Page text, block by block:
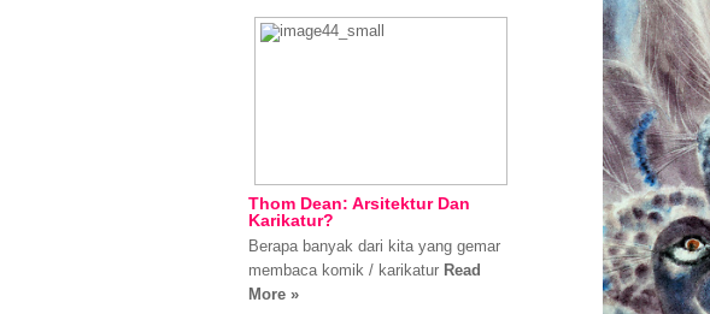
Thom Dean: Arsitektur Dan
Karikatur?
Berapa banyak dari kita yang gemar
membaca komik / karikatur Read
More »